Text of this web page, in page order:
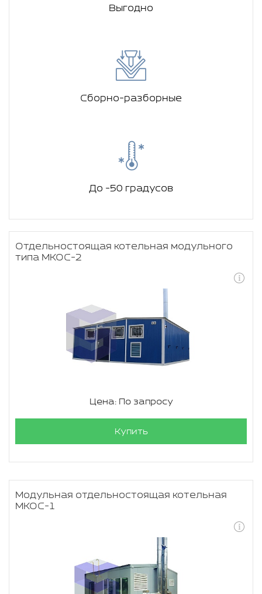
Выгодно
Сборно-разборные
До -50 градусов
Отдельностоящая котельная модульного
типа МКОС-2
Цена: По запросу
Купить
Модульная отдельностоящая котельная
МКОС-1